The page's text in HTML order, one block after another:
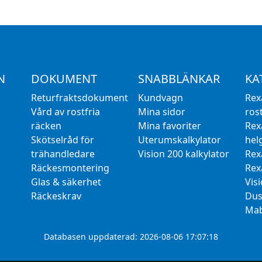
DOKUMENT
Returfraktsdokument
Vård av rostfria
räcken
Skötselråd för
trähandledare
Räckesmontering
Glas & säkerhet
Räckeskrav
SNABBLÄNKAR
Kundvagn
Mina sidor
Mina favoriter
Uterumskalkylator
Vision 200 kalkylator
Databasen uppdaterad: 2026-08-06 17:07:18